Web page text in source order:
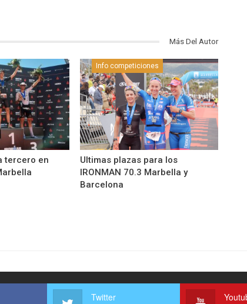
Más Del Autor
tercero en
Info competiciones
Ultimas plazas para los
IRONMAN 70.3 Marbella y
Barcelona
Twitter